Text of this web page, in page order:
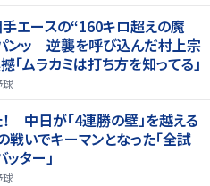
手エースの“160キロ超えの魔
ンッ 逆襲を呼び込んだ村上宗
「ムラカミは打ち方を知ってる」
球
中日が「4連勝の壁」を越える
いでキーマンとなった「全試
ター」
球